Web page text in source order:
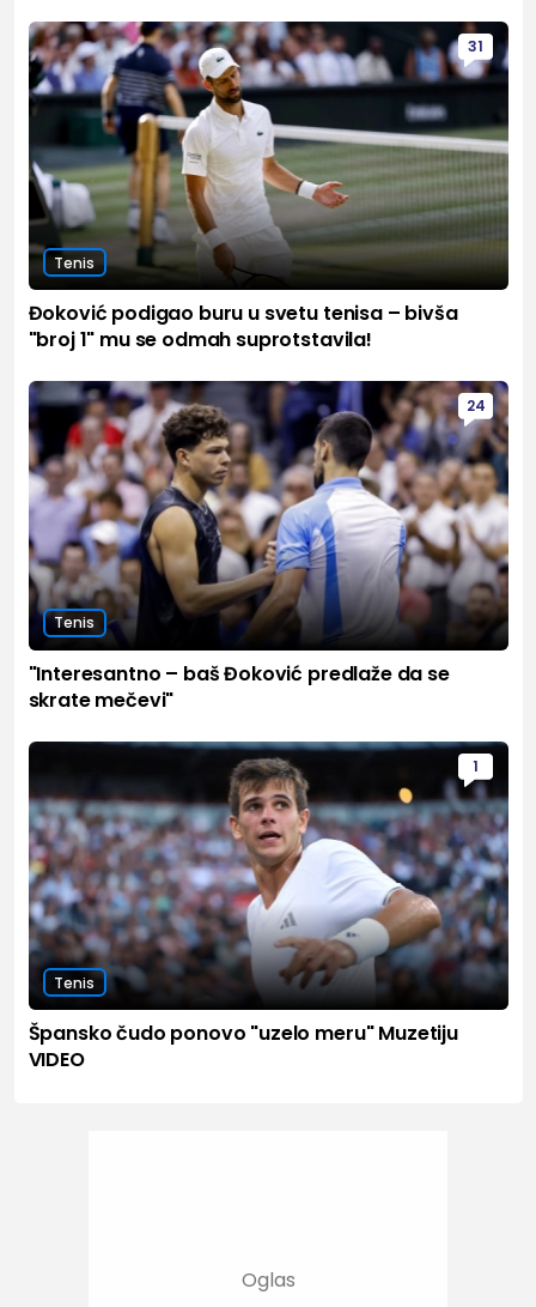
31
Tenis
Đoković podigao buru u svetu tenisa – bivša
"broj 1" mu se odmah suprotstavila!
24
Tenis
"Interesantno – baš Đoković predlaže da se
skrate mečevi"
1
Tenis
Špansko čudo ponovo "uzelo meru" Muzetiju
VIDEO